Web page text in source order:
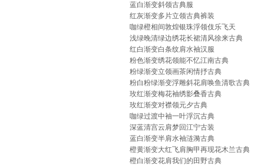
蓝白渐变斜领古典服
红灰渐变多片立领古典裤装
咖绿橙相间敦煌银珠浮领伎乐飞天
浅绿晚清绿边绣花长裙清风徐来古典
红白渐变白条纹肩水袖汉服
粉色渐变绣花领能不忆江南古典
粉绿渐变立领画茶闲情抒古典
粉白粉绿渐变浮雕斜花肩唤鱼清歌古典
玫红渐变梅花袖绣影叠香古典
玫红渐变对襟领元夕古典
咖绿过渡中袖一叶浮沉古典
深蓝清宫云肩梦回江宁古装
蓝白渐变半肩水袖涟漪古典
橙黄渐变大红飞肩胸甲再现花木兰古典
橙白渐变花肩我们的田野古典